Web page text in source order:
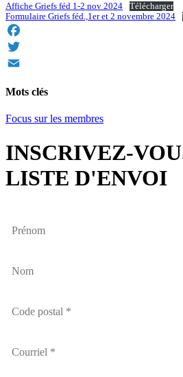
Affiche Griefs féd 1-2 nov 2024
Télécharger
Formulaire Griefs féd.,1er et 2 novembre 2024
Facebook
Twitter
Mots clés
Focus sur les membres
INSCRIVEZ-
LISTE D'ENVOI